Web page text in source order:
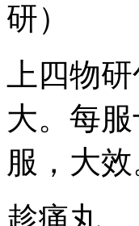
研）
上四物
大。每
服，大效
趁痛丸